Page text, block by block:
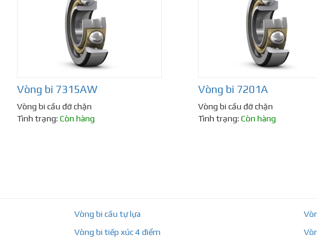
Vòng bi 7315AW
Vòng bi cầu đỡ chặn
Tình trạng: Còn hàng
Vòng bi 7201A
Vòng bi cầu đỡ chặn
Tình trạng: Còn hàng
Vòng bi cầu tự lựa
Vòng bi tiếp xúc 4 điểm